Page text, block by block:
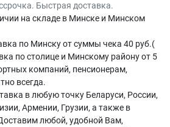
Быстрая доставка.
на складе в Минскe и Минском
по Минску от суммы чека 40 руб.(
по столице и Минскому району от 5
компаний, пенсионерам,
всегда.
в любую точку Беларуси, России,
Армении, Грузии, а также в
любой, удобной Вам,